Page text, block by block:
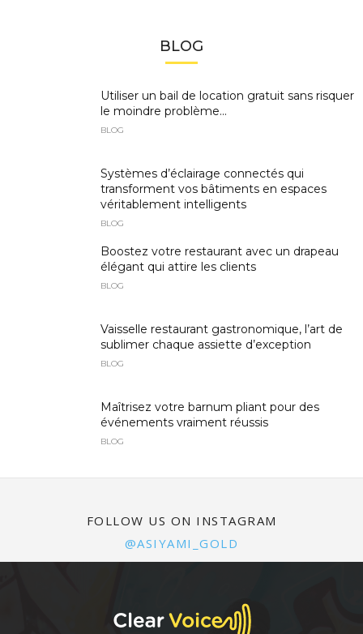
BLOG
Utiliser un bail de location gratuit sans risquer
le moindre problème...
BLOG
Systèmes d’éclairage connectés qui
transforment vos bâtiments en espaces
véritablement intelligents
BLOG
Boostez votre restaurant avec un drapeau
élégant qui attire les clients
BLOG
Vaisselle restaurant gastronomique, l’art de
sublimer chaque assiette d’exception
BLOG
Maîtrisez votre barnum pliant pour des
événements vraiment réussis
BLOG
FOLLOW US ON INSTAGRAM
@ASIYAMI_GOLD